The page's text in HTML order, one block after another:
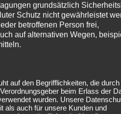
grundsätzlich
Schutz nicht gewährleistet
betroffenen Person frei,
auf alternativen Wegen,
auf den Begrifflichkeiten, die durch
beim Erlass der
wurden. Unsere
als auch für unsere Kunden und